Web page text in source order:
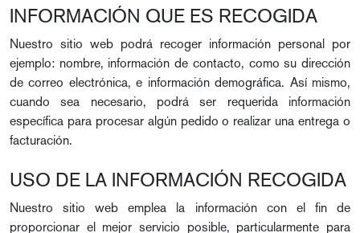
INFORMACIÓN QUE ES RECOGIDA
Nuestro sitio web podrá recoger información personal por
ejemplo: nombre, información de contacto, como su dirección
de correo electrónica, e información demográfica. Así mismo,
cuando sea necesario, podrá ser requerida información
específica para procesar algún pedido o realizar una entrega o
facturación.
USO DE LA INFORMACIÓN RECOGIDA
Nuestro sitio web emplea la información con el fin de
proporcionar el mejor servicio posible, particularmente para